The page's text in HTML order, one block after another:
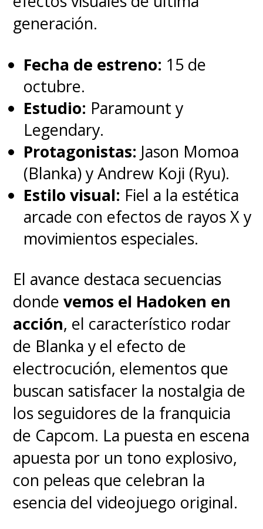
generación.
Fecha de estreno: 15 de
octubre.
Estudio: Paramount y
Legendary.
Protagonistas: Jason Momoa
(Blanka) y Andrew Koji (Ryu).
Estilo visual: Fiel a la estética
arcade con efectos de rayos X y
movimientos especiales.
El avance destaca secuencias
dondevemos el Hadoken en
acción, el característico rodar
de Blanka y el efecto de
electrocución, elementos que
buscan satisfacer la nostalgia de
los seguidores de la franquicia
de Capcom. La puesta en escena
apuesta por un tono explosivo,
con peleas que celebran la
esencia del videojuego original.